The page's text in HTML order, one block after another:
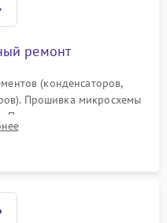
ремонт
(конденсаторов,
Прошивка микросхемы
При поломке подсветки —
светодиодов.